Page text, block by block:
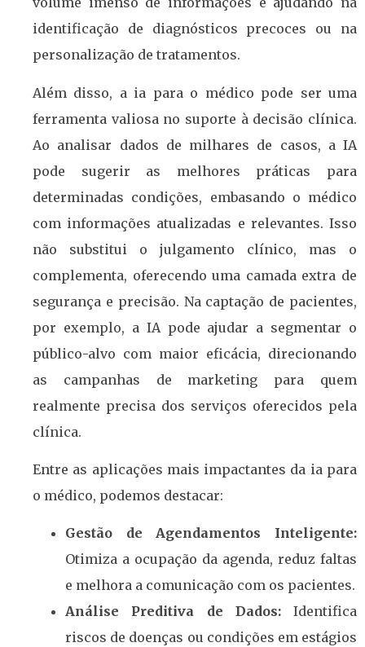
identificação de diagnósticos precoces ou na
personalização de tratamentos.
Além disso, a ia para o médico pode ser uma
ferramenta valiosa no suporte à decisão clínica.
Ao analisar dados de milhares de casos, a IA
pode sugerir as melhores práticas para
determinadas condições, embasando o médico
com informações atualizadas e relevantes. Isso
não substitui o julgamento clínico, mas o
complementa, oferecendo uma camada extra de
segurança e precisão. Na captação de pacientes,
por exemplo, a IA pode ajudar a segmentar o
público-alvo com maior eficácia, direcionando
as campanhas de marketing para quem
realmente precisa dos serviços oferecidos pela
clínica.
Entre as aplicações mais impactantes da ia para
o médico, podemos destacar:
Gestão de Agendamentos Inteligente:
Otimiza a ocupação da agenda, reduz faltas
e melhora a comunicação com os pacientes.
Análise Preditiva de Dados:Identifica
riscos de doenças ou condições em estágios